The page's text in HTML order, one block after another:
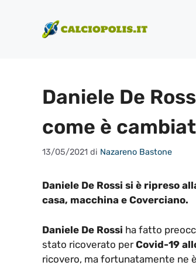
contenuto
Daniele De
come è
13/05/2021 di Nazareno Bastone
Daniele De Rossi si è ripreso
casa, macchina e Coverciano.
Daniele De Rossi ha fatto
stato ricoverato perCovid-19
ricovero, ma fortunatamente ne